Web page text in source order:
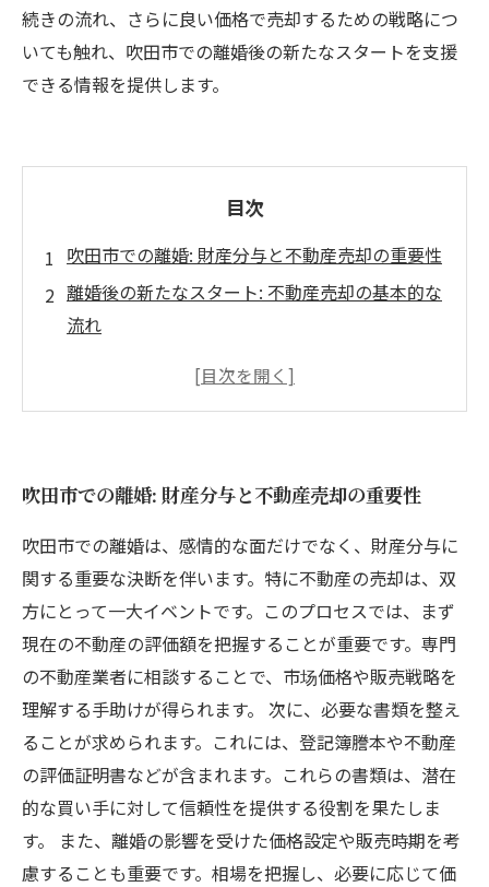
続きの流れ、さらに良い価格で売却するための戦略につ
いても触れ、吹田市での離婚後の新たなスタートを支援
できる情報を提供します。
目次
吹田市での離婚: 財産分与と不動産売却の重要性
離婚後の新たなスタート: 不動産売却の基本的な
流れ
あなたの権利を理解する: 吹田市の不動産市場の
離婚後の財産分与をスムーズに進めるために
吹田市での新生活を迎えるための不動産売却ガ
イド
吹田市での離婚: 財産分与と不動産売却の重要性
吹田市での離婚は、感情的な面だけでなく、財産分与に
関する重要な決断を伴います。特に不動産の売却は、双
方にとって一大イベントです。このプロセスでは、まず
現在の不動産の評価額を把握することが重要です。専門
の不動産業者に相談することで、市场価格や販売戦略を
理解する手助けが得られます。 次に、必要な書類を整え
ることが求められます。これには、登記簿謄本や不動産
の評価証明書などが含まれます。これらの書類は、潜在
的な買い手に対して信頼性を提供する役割を果たしま
す。 また、離婚の影響を受けた価格設定や販売時期を考
慮することも重要です。相場を把握し、必要に応じて価